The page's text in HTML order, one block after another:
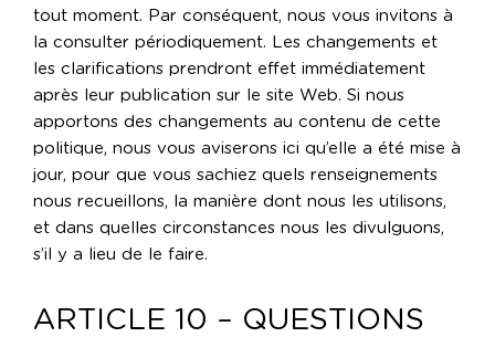
tout moment. Par conséquent, nous vous invitons à
la consulter périodiquement. Les changements et
les clarifications prendront effet immédiatement
après leur publication sur le site Web. Si nous
apportons des changements au contenu de cette
politique, nous vous aviserons ici qu’elle a été mise à
jour, pour que vous sachiez quels renseignements
nous recueillons, la manière dont nous les utilisons,
et dans quelles circonstances nous les divulguons,
s’il y a lieu de le faire.
ARTICLE 10 – QUESTIONS